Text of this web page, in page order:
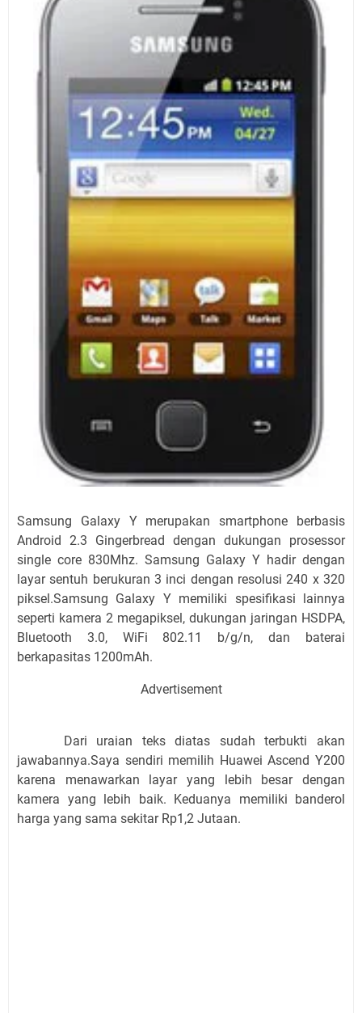
Samsung Galaxy Y merupakan smartphone berbasis
Android 2.3 Gingerbread dengan dukungan prosessor
single core 830Mhz. Samsung Galaxy Y hadir dengan
layar sentuh berukuran 3 inci dengan resolusi 240 x 320
piksel.Samsung Galaxy Y memiliki spesifikasi lainnya
seperti kamera 2 megapiksel, dukungan jaringan HSDPA,
Bluetooth 3.0, WiFi 802.11 b/g/n, dan baterai
berkapasitas 1200mAh.
Advertisement
Dari uraian teks diatas sudah terbukti akan
jawabannya.Saya sendiri memilih Huawei Ascend Y200
karena menawarkan layar yang lebih besar dengan
kamera yang lebih baik. Keduanya memiliki banderol
harga yang sama sekitar Rp1,2 Jutaan.